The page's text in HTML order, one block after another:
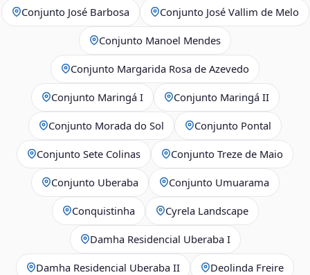
Conjunto José Barbosa Conjunto José Vallim de Melo
Conjunto Manoel Mendes
Conjunto Margarida Rosa de Azevedo
Conjunto Maringá I Conjunto Maringá II
Conjunto Morada do Sol Conjunto Pontal
Conjunto Sete Colinas Conjunto Treze de Maio
Conjunto Uberaba Conjunto Umuarama
Conquistinha Cyrela Landscape
Damha Residencial Uberaba I
Damha Residencial Uberaba II Deolinda Freire